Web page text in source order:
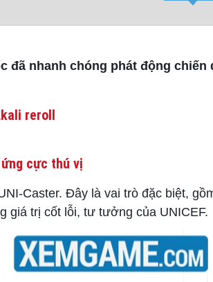
đã nhanh chóng phát động chiến
reroll
cực thú vị
Caster. Đây là vai trò đặc biệt,
giá trị cốt lỗi, tư tưởng của UNICEF.